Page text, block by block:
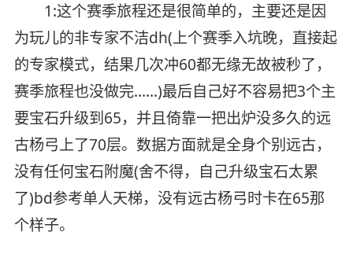
1:这个赛季旅程还是很简单的，主要还是因
为玩儿的非专家不洁dh(上个赛季入坑晚，直接起
的专家模式，结果几次冲60都无缘无故被秒了，
赛季旅程也没做完……)最后自己好不容易把3个主
要宝石升级到65，并且倚靠一把出炉没多久的远
古杨弓上了70层。数据方面就是全身个别远古，
没有任何宝石附魔(舍不得，自己升级宝石太累
了)bd参考单人天梯，没有远古杨弓时卡在65那
个样子。